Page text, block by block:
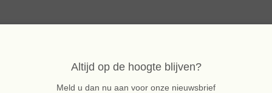
Altijd op de hoogte blijven?
Meld u dan nu aan voor onze nieuwsbrief